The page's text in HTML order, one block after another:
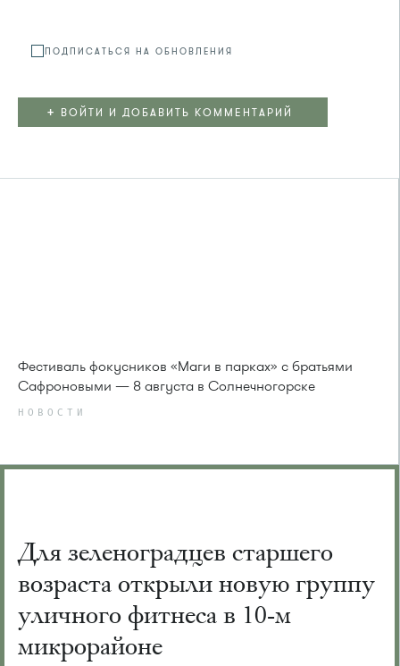
ПОДПИСАТЬСЯ НА ОБНОВЛЕНИЯ
+ ВОЙТИ И ДОБАВИТЬ КОММЕНТАРИЙ
Фестиваль фокусников «Маги в парках» с братьями
Сафроновыми — 8 августа в Солнечногорске
НОВОСТИ
Для зеленоградцев старшего
возраста открыли новую группу
уличного фитнеса в 10-м
микрорайоне